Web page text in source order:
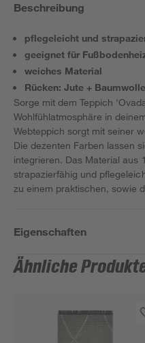
Beschreibung
pflegeleicht und
geeignet für
weiches Material
Rücken: Jute + Baumwolle
Sorge mit dem Teppich
Wohlfühlatmosphäre in
Webteppich sorgt mit seiner
Die dezenten Farben lassen
integrieren. Das Material aus
strapazierfähig und
zu einem praktischen, sowie
Eigenschaften
Ähnliche